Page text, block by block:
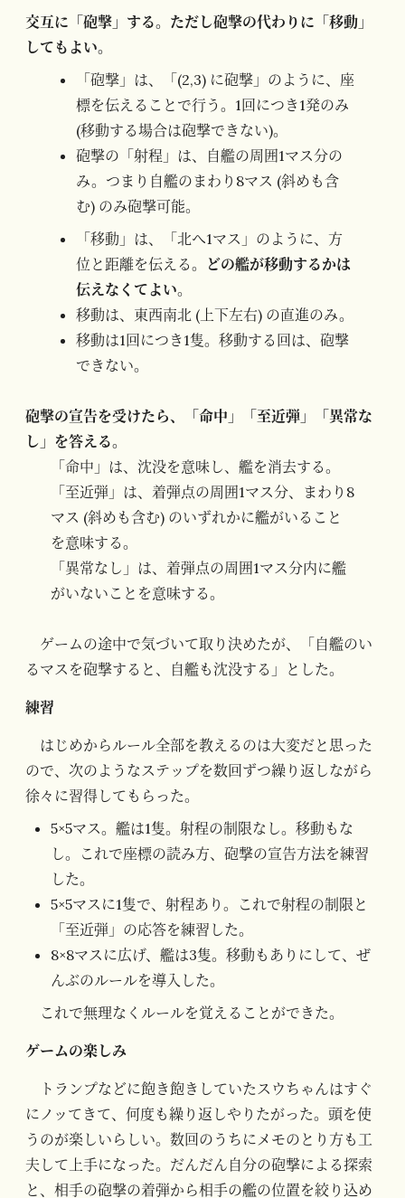
交互に「砲撃」する。ただし砲撃の代わりに「移動」
してもよい。
「砲撃」は、「(2,3) に砲撃」のように、座
標を伝えることで行う。1回につき1発のみ
(移動する場合は砲撃できない)。
砲撃の「射程」は、自艦の周囲1マス分の
み。つまり自艦のまわり8マス (斜めも含
む) のみ砲撃可能。
「移動」は、「北へ1マス」のように、方
位と距離を伝える。
どの艦が移動するかは
伝えなくてよい。
移動は、東西南北 (上下左右) の直進のみ。
移動は1回につき1隻。移動する回は、砲撃
できない。
砲撃の宣告を受けたら、「命中」「至近弾」「異常な
し」を答える。
「命中」は、沈没を意味し、艦を消去する。
「至近弾」は、着弾点の周囲1マス分、まわり8
マス (斜めも含む) のいずれかに艦がいること
を意味する。
「異常なし」は、着弾点の周囲1マス分内に艦
がいないことを意味する。
ゲームの途中で気づいて取り決めたが、「自艦のい
るマスを砲撃すると、自艦も沈没する」とした。
練習
はじめからルール全部を教えるのは大変だと思った
ので、次のようなステップを数回ずつ繰り返しながら
徐々に習得してもらった。
5×5マス。艦は1隻。射程の制限なし。移動もな
し。これで座標の読み方、砲撃の宣告方法を練習
した。
5×5マスに1隻で、射程あり。これで射程の制限と
「至近弾」の応答を練習した。
8×8マスに広げ、艦は3隻。移動もありにして、ぜ
んぶのルールを導入した。
これで無理なくルールを覚えることができた。
ゲームの楽しみ
トランプなどに飽き飽きしていたスウちゃんはすぐ
にノッてきて、何度も繰り返しやりたがった。頭を使
うのが楽しいらしい。数回のうちにメモのとり方も工
夫して上手になった。だんだん自分の砲撃による探索
と、相手の砲撃の着弾から相手の艦の位置を絞り込め